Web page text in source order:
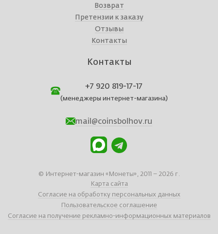
Возврат
Претензии к заказу
Отзывы
Контакты
Контакты
+7 920 819-17-17
(менеджеры интернет-магазина)
mail@coinsbolhov.ru
© Интернет-магазин «Монеты», 2011 – 2026 г.
Карта сайта
Согласие на обработку персональных данных
Пользовательское соглашение
Согласие на получение рекламно-информационных материалов